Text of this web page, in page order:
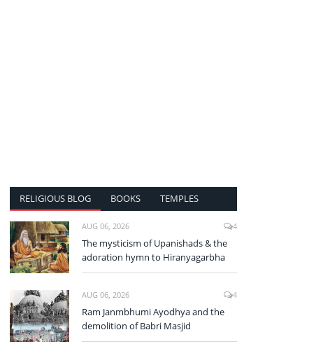
RELIGIOUS BLOG BOOKS TEMPLES
AUG 06, 2026 4
The mysticism of Upanishads & the
adoration hymn to Hiranyagarbha
AUG 06, 2026 4
Ram Janmbhumi Ayodhya and the
demolition of Babri Masjid